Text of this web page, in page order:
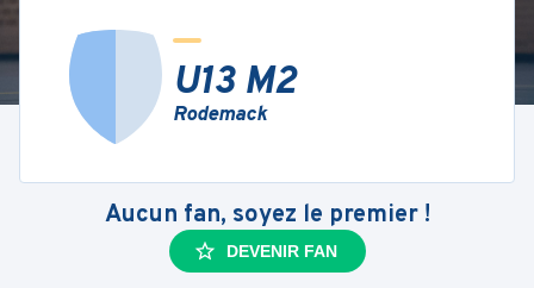
U13 M2
Rodemack
Aucun fan, soyez le premier !
DEVENIR FAN